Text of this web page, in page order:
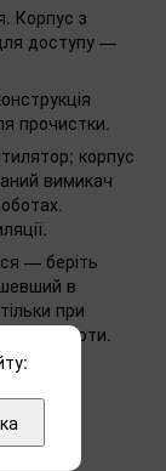
Корпус з
доступу —
прочистки.
корпус
вимикач
— беріть
в
при
до чистоти.